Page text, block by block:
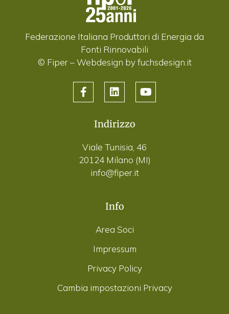
Federazione Italiana Produttori di Energia da
Fonti Rinnovabili
© Fiper –Webdesign by fuchsdesign.it
Indirizzo
Viale Tunisia, 46
20124 Milano (MI)
info@fiper.it
Info
Area Soci
Impressum
Privacy Policy
Cambia impostazioni Privacy